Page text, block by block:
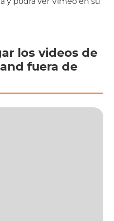
los videos de
fuera de